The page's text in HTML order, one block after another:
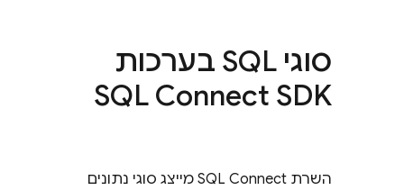
סוגי SQL בערכות
SQL Connect SDK
השרת SQL Connect מייצג סוגי נתונים